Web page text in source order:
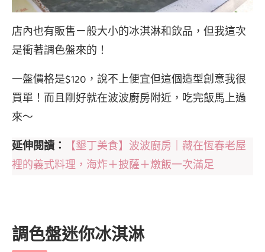
店內也有販售ㄧ般大小的冰淇淋和飲品，但我這次
是衝著調色盤來的！
一盤價格是$120，說不上便宜但這個造型創意我很
買單！而且剛好就在波波廚房附近，吃完飯馬上過
來～
延伸閱讀：
【墾丁美食】波波廚房｜藏在恆春老屋
裡的義式料理，海炸＋披薩＋燉飯一次滿足
調色盤迷你冰淇淋